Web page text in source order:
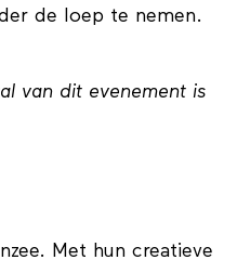
de loep te nemen.
van dit evenement is
Met hun creatieve